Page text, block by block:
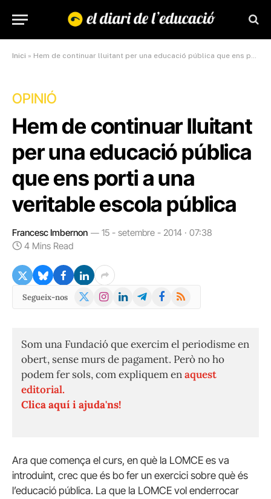
Inici » Hem de continuar lluitant per una educació pública que ens porti a una veritable escola pública
OPINIÓ
Hem de continuar lluitant
per una educació pública
que ens porti a una
veritable escola pública
Francesc Imbernon
15 - setembre - 2014 · 07:38
4 Mins Read
Segueix-nos
X
Instagram
LinkedInTelegramFacebook
RSS
Som una Fundació que exercim el periodisme en
obert, sense murs de pagament. Però no ho
podem fer sols, com expliquem enaquest
editorial.
Clica aquí i ajuda'ns!
Ara que comença el curs, en què la LOMCE es va
introduint, crec que és bo fer un exercici sobre què és
l’educació pública. La que la LOMCE vol enderrocar